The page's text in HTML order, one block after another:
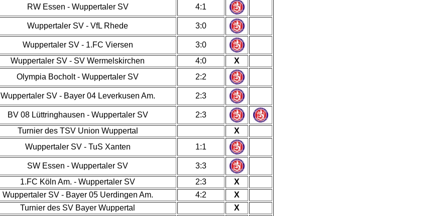
RW Essen - Wuppertaler SV 4:1
Wuppertaler SV - VfL Rhede 3:0
Wuppertaler SV - 1.FC Viersen
3:0
Wuppertaler SV - SV Wermelskirchen 4:0
X
Olympia Bocholt - Wuppertaler SV 2:2
Wuppertaler SV - Bayer 04 Leverkusen Am. 2:3
BV 08 Lüttringhausen - Wuppertaler SV
2:3
Turnier des TSV Union Wuppertal
X
Wuppertaler SV - TuS Xanten 1:1
SW Essen - Wuppertaler SV
3:3
1.FC Köln Am. - Wuppertaler SV 2:3
X
Wuppertaler SV - Bayer 05 Uerdingen Am. 4:2
X
Turnier des SV Bayer Wuppertal
X